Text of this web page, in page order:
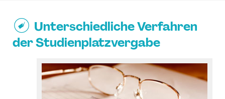
Unterschiedliche Verfahren
der Studienplatzvergabe